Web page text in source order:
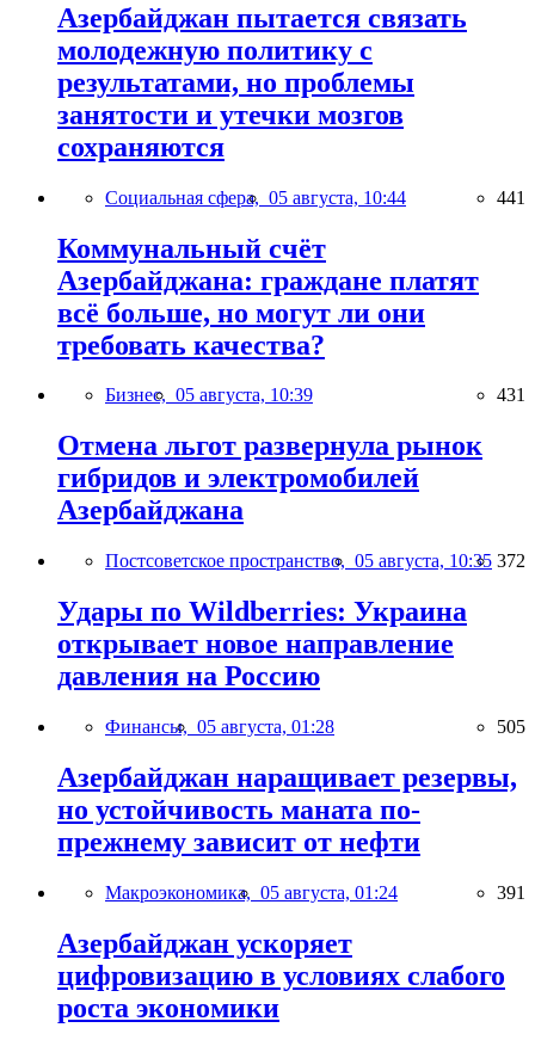
Азербайджан пытается связать
молодежную политику с
результатами, но проблемы
занятости и утечки мозгов
сохраняются
Социальная сфера, 05 августа, 10:44 441
Коммунальный счёт
Азербайджана: граждане платят
всё больше, но могут ли они
требовать качества?
Бизнес, 05 августа, 10:39 431
Отмена льгот развернула рынок
гибридов и электромобилей
Азербайджана
Постсоветское пространство, 05 августа, 10:35 372
Удары по Wildberries: Украина
открывает новое направление
давления на Россию
Финансы, 05 августа, 01:28 505
Азербайджан наращивает резервы,
но устойчивость маната по-
прежнему зависит от нефти
Макроэкономика, 05 августа, 01:24 391
Азербайджан ускоряет
цифровизацию в условиях слабого
роста экономики